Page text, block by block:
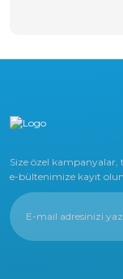
Size özel kampanyalar,
e-bültenimize kayıt